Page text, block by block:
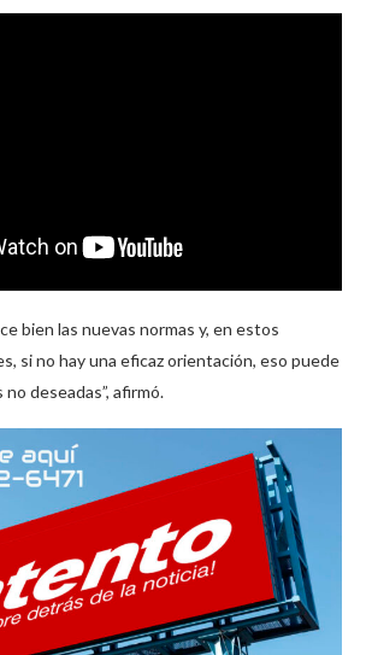
bien las nuevas normas y, en estos
si no hay una eficaz orientación, eso puede
deseadas”, afirmó.